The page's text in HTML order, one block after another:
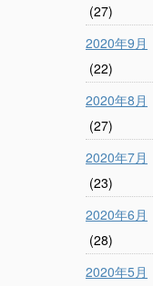
(27)
2020年9月
(22)
2020年8月
(27)
2020年7月
(23)
2020年6月
(28)
2020年5月